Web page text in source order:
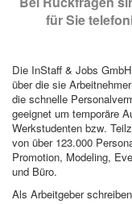
für Sie
Die InStaff & Jobs
über die sie
die schnelle
geeignet um temporäre
Werkstudenten bzw.
von über 123.000
Promotion, Modeling,
und Büro.
Als Arbeitgeber